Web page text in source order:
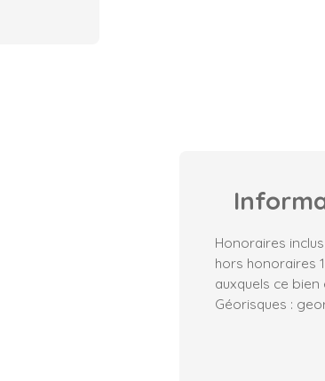
Honoraires
hors honoraires
auxquels ce
Géorisques :